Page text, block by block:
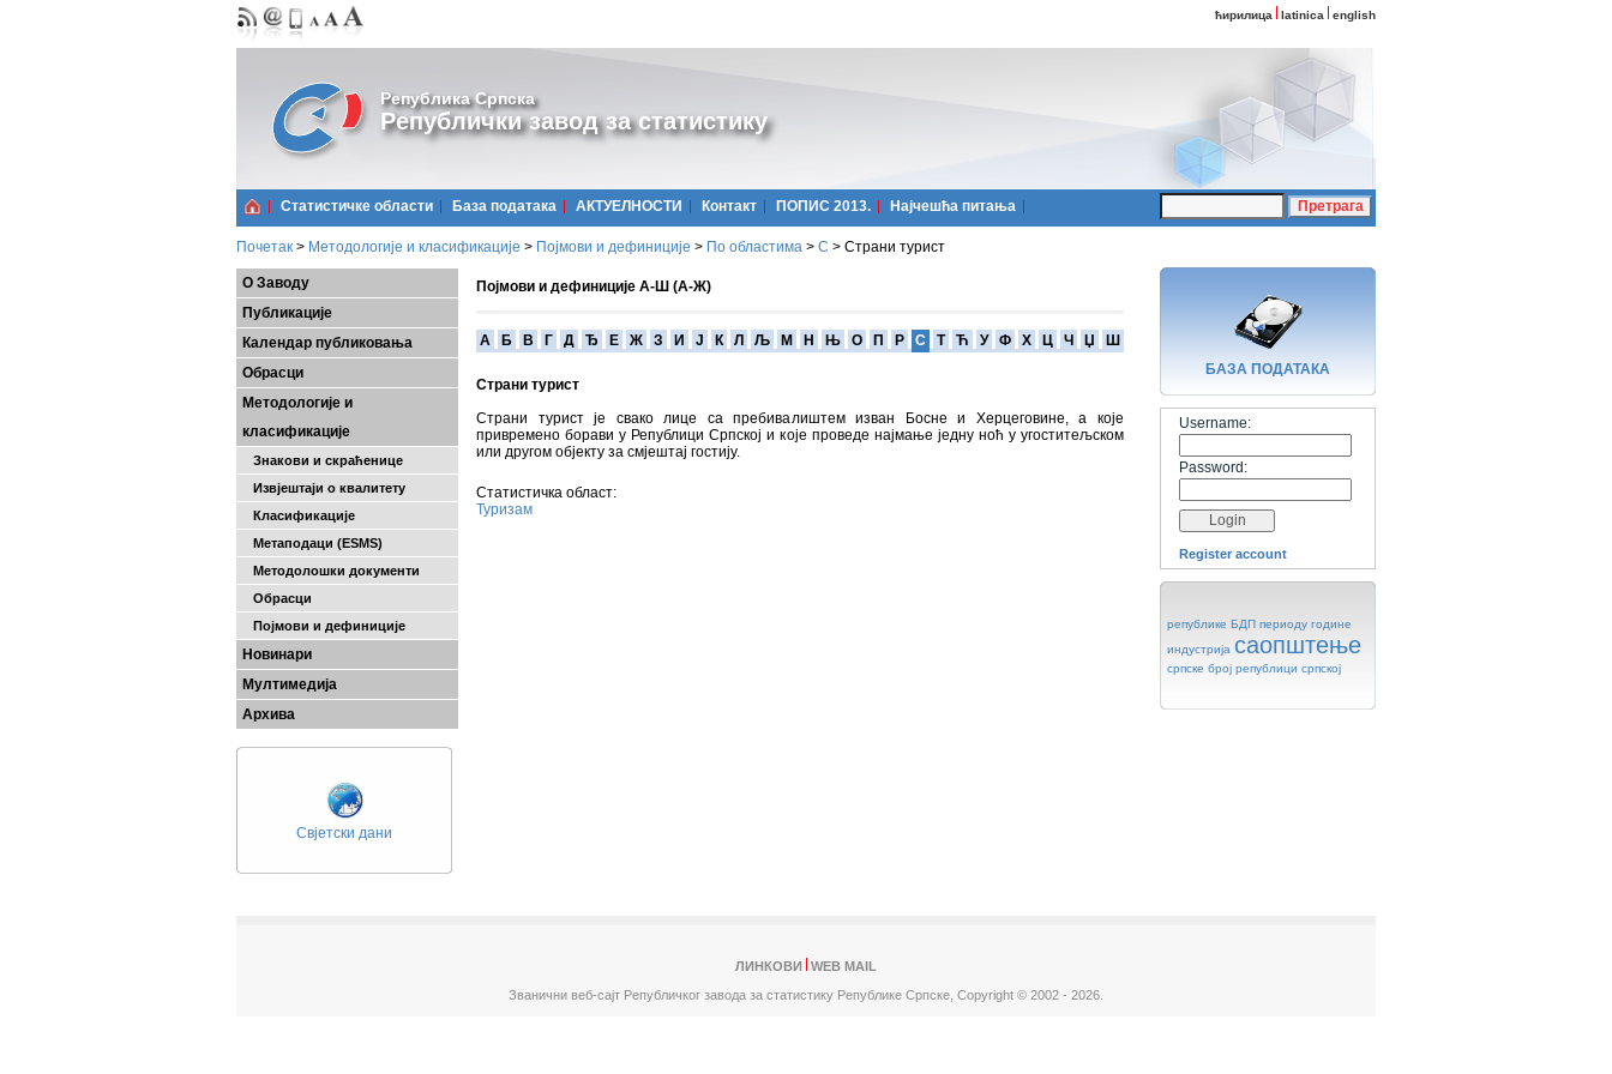
ћирилица latinica english
Република Српска
Републички завод за статистику
Статистичке области Базa података АКТУЕЛНОСТИ Контакт ПОПИС 2013. Најчешћa питања
Почетак > Методологије и класификације > Појмови и дефиниције > По областима > С > Страни турист
О Заводу
Публикације
Календар публиковања
Обрасци
Методологије и
класификације
Знакови и скраћенице
Извјештаји о квалитету
Класификације
Метаподаци (ESMS)
Методолошки документи
Обрасци
Појмови и дефиниције
Новинари
Мултимедија
Архива
Свјетски дани
Појмови и дефиниције А-Ш (А-Ж)
A Б В Г Д Ђ Е Ж З И Ј К Л Љ М Н Њ О П Р С Т Ћ У Ф Х Ц Ч Џ Ш
Страни турист
Страни турист је свако лице са пребивалиштем изван Босне и Херцеговине, а које
привремено борави у Републици Српској и које проведе најмање једну ноћ у угоститељском
или другом објекту за смјештај гостију.
Статистичка област:
Туризам
БАЗA ПОДАТАКА
Username:
Password:
Register account
републике БДП периоду године
индустрија саопштење
српске број републици српској
ЛИНКОВИ
WEB MAIL
Званични веб-сајт Републичког завода за статистику Републике Српске, Copyright © 2002 - 2026.